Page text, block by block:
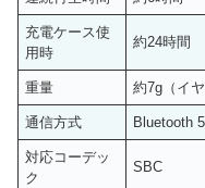
充電ケース使
用時
約24時間
重量 約7g（イ
通信方式 Bluetooth
対応コーデッ
ク
SBC